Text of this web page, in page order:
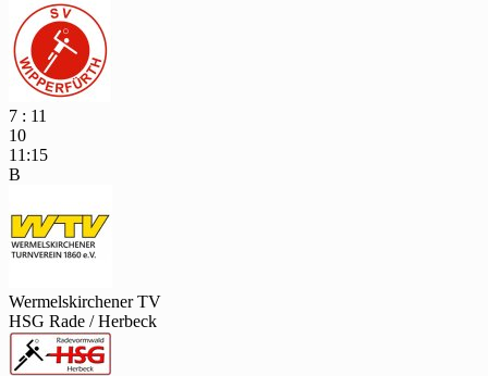
7 : 11
10
11:15
B
Wermelskirchener TV
HSG Rade / Herbeck